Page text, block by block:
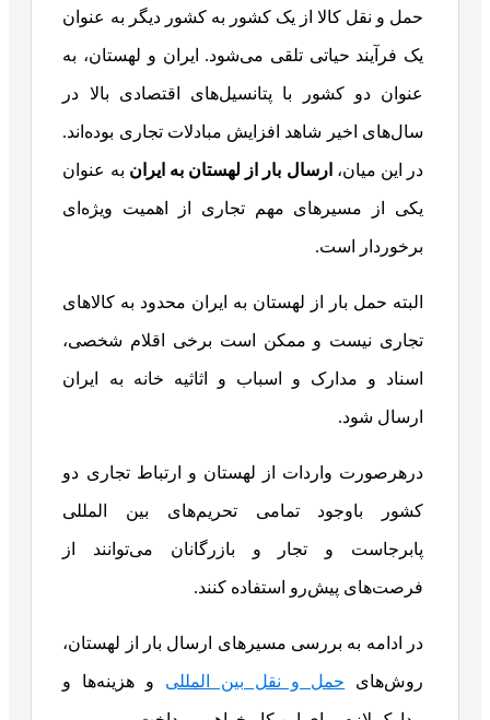
حمل و نقل کالا از یک کشور به کشور دیگر به عنوان
یک فرآیند حیاتی تلقی می‌شود. ایران و لهستان، به
عنوان دو کشور با پتانسیل‌های اقتصادی بالا در
سال‌های اخیر شاهد افزایش مبادلات تجاری بوده‌اند.
در این میان، ارسال بار از لهستان به ایران به عنوان
یکی از مسیرهای مهم تجاری از اهمیت ویژه‌ای
برخوردار است.
البته حمل بار از لهستان به ایران محدود به کالاهای
تجاری نیست و ممکن است برخی اقلام شخصی،
اسناد و مدارک و اسباب و اثاثیه خانه به ایران
ارسال شود.
درهرصورت واردات از لهستان و ارتباط تجاری دو
کشور باوجود تمامی تحریم‌های بین المللی
پابرجاست و تجار و بازرگانان می‌توانند از
فرصت‌های پیش‌رو استفاده کنند.
در ادامه به بررسی مسیرهای ارسال بار از لهستان،
روش‌های حمل و نقل بین المللی و هزینه‌ها و